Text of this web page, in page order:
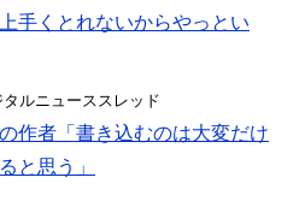
手くとれないからやっとい
ルニューススレッド
作者「書き込むのは大変だけ
と思う」